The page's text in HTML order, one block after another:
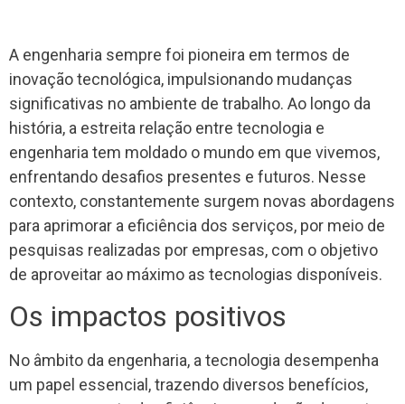
A engenharia sempre foi pioneira em termos de
inovação tecnológica, impulsionando mudanças
significativas no ambiente de trabalho. Ao longo da
história, a estreita relação entre tecnologia e
engenharia tem moldado o mundo em que vivemos,
enfrentando desafios presentes e futuros. Nesse
contexto, constantemente surgem novas abordagens
para aprimorar a eficiência dos serviços, por meio de
pesquisas realizadas por empresas, com o objetivo
de aproveitar ao máximo as tecnologias disponíveis.
Os impactos positivos
No âmbito da engenharia, a tecnologia desempenha
um papel essencial, trazendo diversos benefícios,